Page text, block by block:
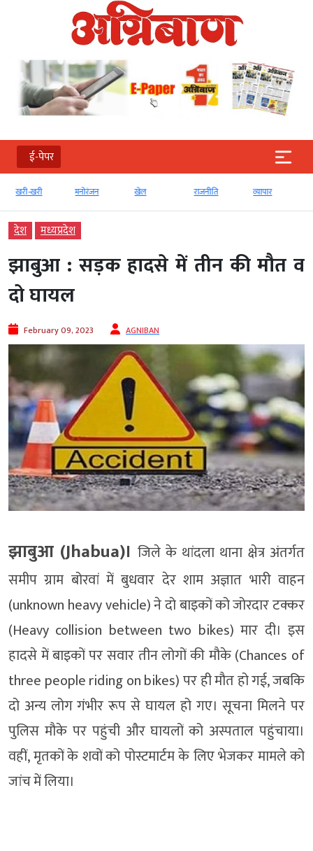
ई-पेपर
खरी-खरी मनोरंजन खेल राजनीति व्‍यापार
देश मध्‍यप्रदेश
झाबुआ : सड़क हादसे में तीन की मौत व
दो घायल
February 09, 2023 AGNIBAN
झाबुआ (Jhabua)। जिले के थांदला थाना क्षेत्र अंतर्गत
समीप ग्राम बोरवां में बुधवार देर शाम अज्ञात भारी वाहन
(unknown heavy vehicle) ने दो बाइकों को जोरदार टक्कर
(Heavy collision between two bikes) मार दी। इस
हादसे में बाइकों पर सवार तीन लोगों की मौके (Chances of
three people riding on bikes) पर ही मौत हो गई, जबकि
दो अन्य लोग गंभीर रूप से घायल हो गए। सूचना मिलने पर
पुलिस मौके पर पहुंची और घायलों को अस्पताल पहुंचाया।
वहीं, मृतकों के शवों को पोस्टमार्टम के लिए भेजकर मामले को
जांच में लिया।